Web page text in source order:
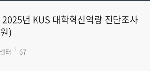
년 KUS 대학혁신역량 진단조사
)
터 67